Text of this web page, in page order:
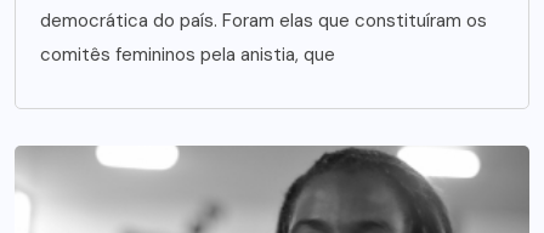
democrática do país. Foram elas que constituíram os
comitês femininos pela anistia, que